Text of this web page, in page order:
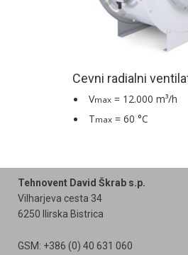
Cevni radialni
Vmax = 12.000 m³/h
Tmax = 60 °C
Tehnovent David Škrab s.p.
Vilharjeva cesta 34
6250 Ilirska Bistrica
GSM: +386 (0) 40 631 060